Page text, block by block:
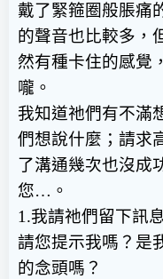
戴了緊箍圈般脹痛
的聲音也比較多，
然有種卡住的感覺
嚨。
我知道祂們有不滿
們想說什麼；請求
了溝通幾次也沒成
您…。
1.我請祂們留下訊
請您提示我嗎？是
的念頭嗎？